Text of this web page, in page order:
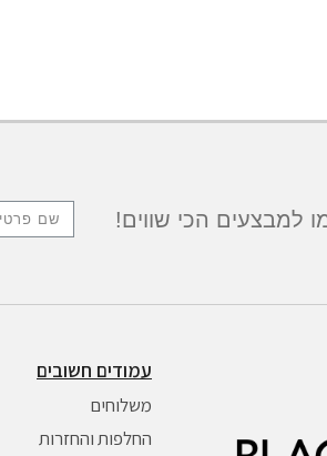
למבצעים הכי שווים!
עמודים חשובים
משלוחים
החלפות והחזרות